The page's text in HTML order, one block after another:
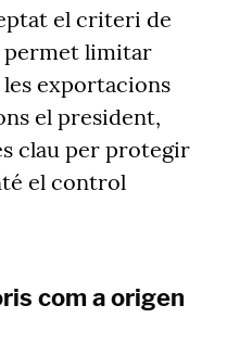
el criteri de
permet limitar
exportacions
el president,
clau per protegir
el control
com a origen